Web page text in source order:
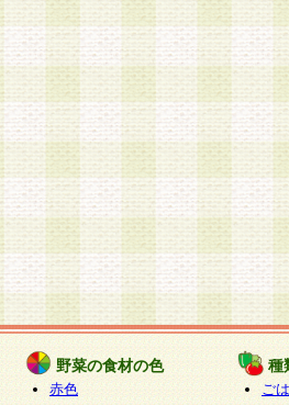
野菜の食材の色
赤色
種
ご